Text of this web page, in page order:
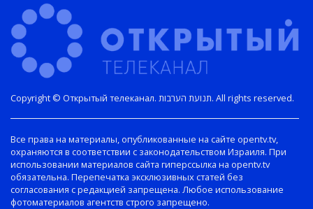
Copyright © Открытый телеканал. תנועת הערבות. All rights reserved.
Все права на материалы, опубликованные на сайте opentv.tv,
охраняются в соответствии с законодательством Израиля. При
использовании материалов сайта гиперссылка на opentv.tv
обязательна. Перепечатка эксклюзивных статей без
согласования с редакцией запрещена. Любое использование
фотоматериалов агентств строго запрещено.